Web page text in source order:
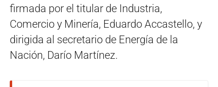
firmada por el titular de Industria,
Comercio y Minería, Eduardo Accastello, y
dirigida al secretario de Energía de la
Nación, Darío Martínez.